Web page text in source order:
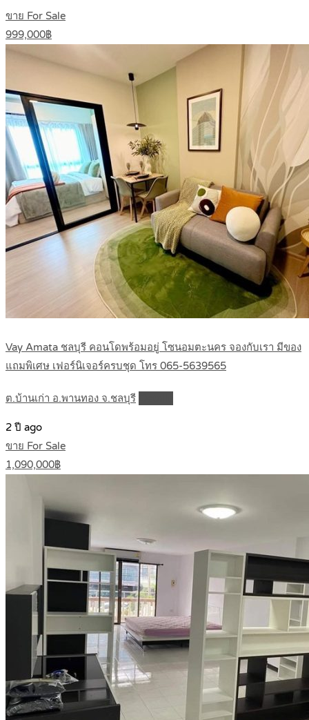
ขาย For Sale
999,000฿
Vay Amata ชลบุรี คอนโดพร้อมอยู่ โซนอมตะนคร จองกับเรา มีของ
แถมพิเศษ เฟอร์นิเจอร์ครบชุด โทร 065-5639565
ต.บ้านเก่า อ.พานทอง จ.ชลบุรี
2 ปี ago
ขาย For Sale
1,090,000฿